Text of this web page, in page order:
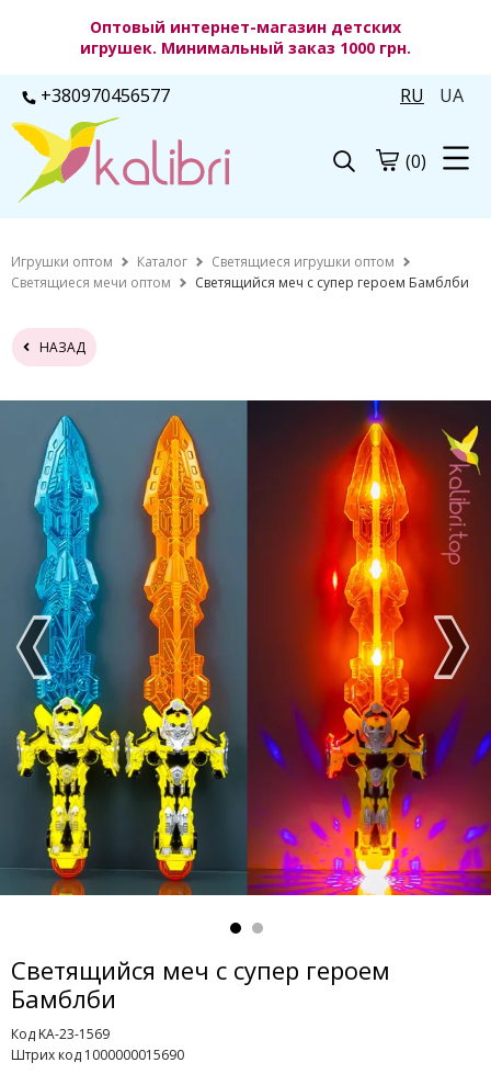
Оптовый интернет-магазин детских
игрушек. Минимальный заказ 1000 грн.
+380970456577 RU UA
(0)
Игрушки оптом Каталог
Светящиеся игрушки оптом
Светящиеся мечи оптом
Светящийся меч с супер героем Бамблби
НАЗАД
Светящийся меч с супер героем
Бамблби
Код KA-23-1569
Штрих код 1000000015690